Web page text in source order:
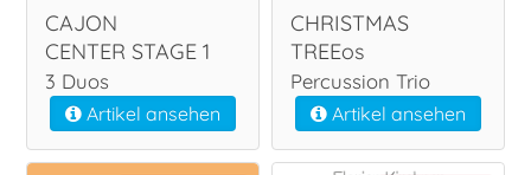
CAJON
CENTER STAGE 1
3 Duos
Artikel ansehen
CHRISTMAS
TREEos
Percussion Trio
Artikel ansehen